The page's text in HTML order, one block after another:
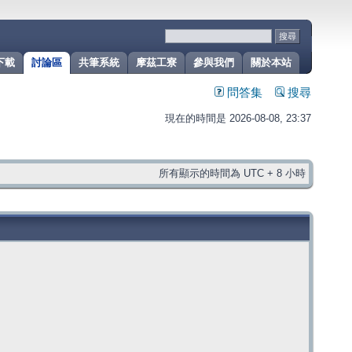
關於本站
參與我們
摩茲工寮
共筆系統
討論區
載
問答集 搜尋
現在的時間是 2026-08-08, 23:37
所有顯示的時間為 UTC + 8 小時